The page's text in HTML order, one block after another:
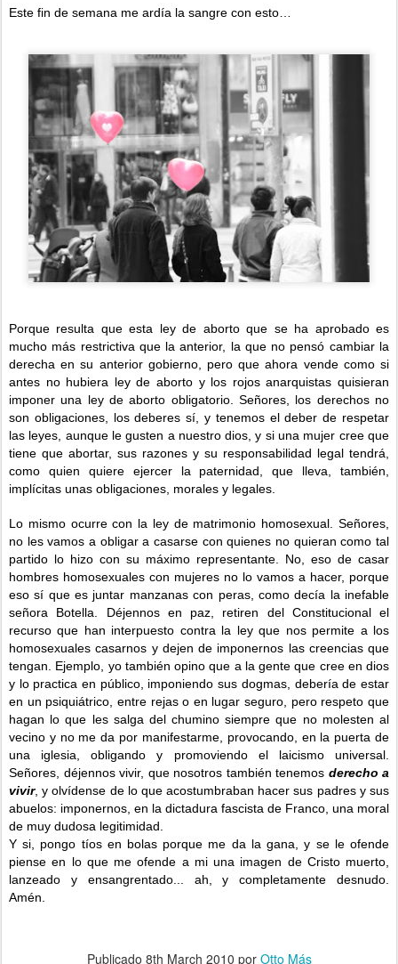
Este fin de semana me ardía la sangre con esto…
Porque resulta que esta ley de aborto que se ha aprobado es
mucho más restrictiva que la anterior, la que no pensó cambiar la
derecha en su anterior gobierno, pero que ahora vende como si
antes no hubiera ley de aborto y los rojos anarquistas quisieran
imponer una ley de aborto obligatorio. Señores, los derechos no
son obligaciones, los deberes sí, y tenemos el deber de respetar
las leyes, aunque le gusten a nuestro dios, y si una mujer cree que
tiene que abortar, sus razones y su responsabilidad legal tendrá,
como quien quiere ejercer la paternidad, que lleva, también,
implícitas unas obligaciones, morales y legales.
Lo mismo ocurre con la ley de matrimonio homosexual. Señores,
no les vamos a obligar a casarse con quienes no quieran como tal
partido lo hizo con su máximo representante. No, eso de casar
hombres homosexuales con mujeres no lo vamos a hacer, porque
eso sí que es juntar manzanas con peras, como decía la inefable
señora Botella. Déjennos en paz, retiren del Constitucional el
recurso que han interpuesto contra la ley que nos permite a los
homosexuales casarnos y dejen de imponernos las creencias que
tengan. Ejemplo, yo también opino que a la gente que cree en dios
y lo practica en público, imponiendo sus dogmas, debería de estar
en un psiquiátrico, entre rejas o en lugar seguro, pero respeto que
hagan lo que les salga del chumino siempre que no molesten al
vecino y no me da por manifestarme, provocando, en la puerta de
una iglesia, obligando y promoviendo el laicismo universal.
Señores, déjennos vivir, que nosotros también tenemos derecho a
vivir, y olvídense de lo que acostumbraban hacer sus padres y sus
abuelos: imponernos, en la dictadura fascista de Franco, una moral
de muy dudosa legitimidad.
Y si, pongo tíos en bolas porque me da la gana, y se le ofende
piense en lo que me ofende a mi una imagen de Cristo muerto,
lanzeado y ensangrentado... ah, y completamente desnudo.
Amén.
Publicado 8th March 2010 por Otto Más